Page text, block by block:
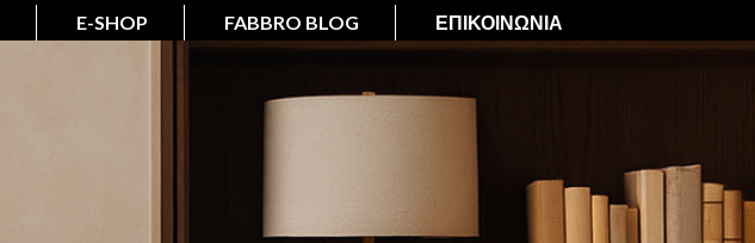
E-SHOP FABBRO BLOG ΕΠΙΚΟΙΝΩΝΊΑ